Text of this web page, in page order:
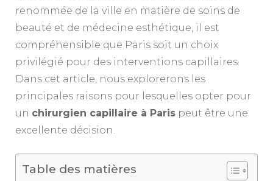
renommée de la ville en matière de soins de
beauté et de médecine esthétique, il est
compréhensible que Paris soit un choix
privilégié pour des interventions capillaires.
Dans cet article, nous explorerons les
principales raisons pour lesquelles opter pour
un chirurgien capillaire à Paris peut être une
excellente décision.
Table des matières